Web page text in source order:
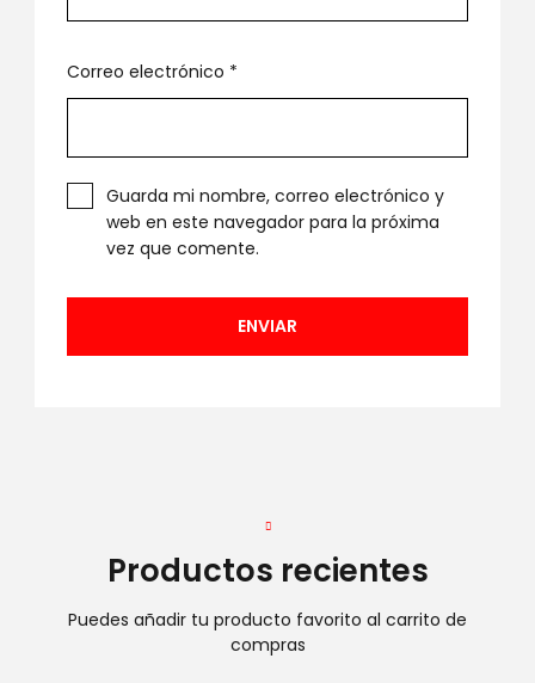
Correo electrónico *
Guarda mi nombre, correo electrónico y
web en este navegador para la próxima
vez que comente.
Productos recientes
Puedes añadir tu producto favorito al carrito de
compras